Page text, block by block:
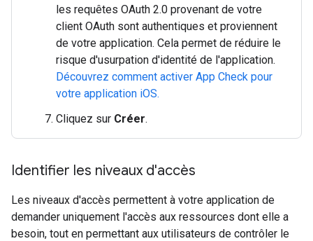
les requêtes OAuth 2.0 provenant de votre
client OAuth sont authentiques et proviennent
de votre application. Cela permet de réduire le
risque d'usurpation d'identité de l'application.
Découvrez comment activer App Check pour
votre application iOS.
Cliquez sur Créer.
Identifier les niveaux d'accès
Les niveaux d'accès permettent à votre application de
demander uniquement l'accès aux ressources dont elle a
besoin, tout en permettant aux utilisateurs de contrôler le